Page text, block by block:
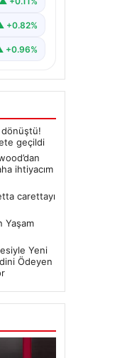
+0.82%
+0.96%
geçildi
ihtiyacım
carettayı
Yaşam
Yeni
Ödeyen